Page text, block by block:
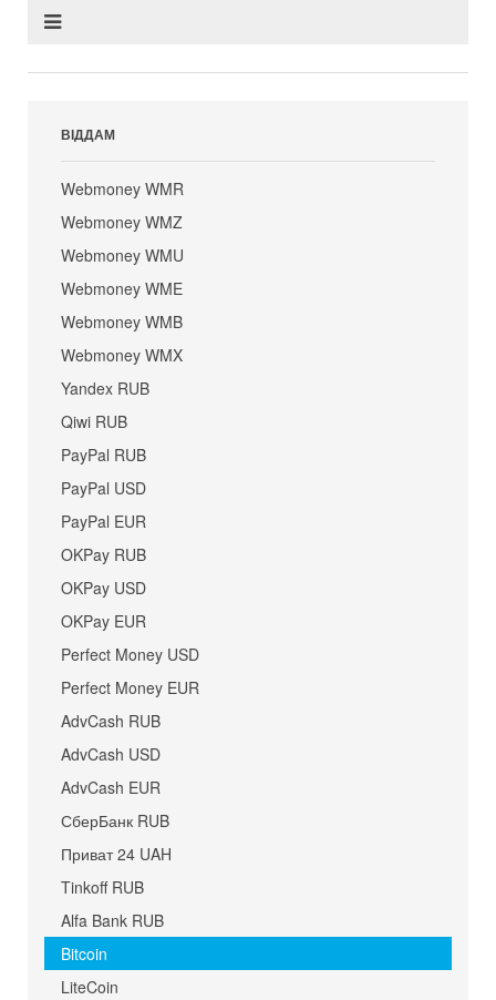
ВІДДАМ
Webmoney WMR
Webmoney WMZ
Webmoney WMU
Webmoney WME
Webmoney WMB
Webmoney WMX
Yandex RUB
Qiwi RUB
PayPal RUB
PayPal USD
PayPal EUR
OKPay RUB
OKPay USD
OKPay EUR
Perfect Money USD
Perfect Money EUR
AdvCash RUB
AdvCash USD
AdvCash EUR
СберБанк RUB
Приват 24 UAH
Tinkoff RUB
Alfa Bank RUB
Bitcoin
LiteCoin